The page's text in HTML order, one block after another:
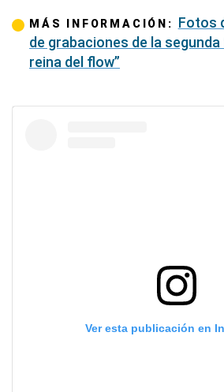
MÁS INFORMACIÓN: Fotos
de grabaciones de la
reina del flow”
Ver esta publicación en